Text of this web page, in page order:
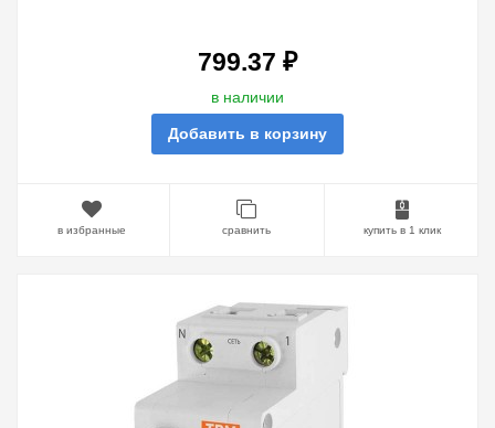
799.37 ₽
в наличии
Добавить в корзину
в избранные сравнить купить в 1 клик